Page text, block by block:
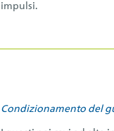
impulsi.
Condizionamento del